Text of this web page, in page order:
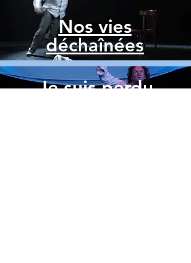
Nos vies
déchaînées
Je suis perdu